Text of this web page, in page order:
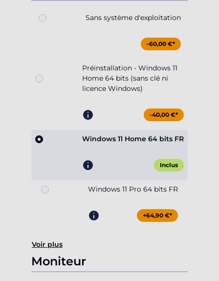
Sans système d'exploitation
-60,00 €*
Préinstallation - Windows 11
Home 64 bits (sans clé ni
licence Windows)
-40,00 €*
Windows 11 Home 64 bits FR
Inclus
Windows 11 Pro 64 bits FR
+64,90 €*
Voir plus
Moniteur